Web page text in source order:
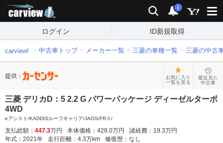
検索 通知
i
ログイン ID新規取得
carview! 中古車トップ メーカー一覧 三菱の車種一覧 三菱の中古
提供：
お気に入り
一覧を見る
最近見た
中古車
三菱 デリカD：5 2.2 G パワーパッケージ ディーゼルターボ
4WD
eアシスト/KADDISルーフキャリア/JAOS/FRス/
支払総額： 447.3万円 本体価格： 428.0万円 諸経費： 19.3万円
年式： 2021年 走行距離： 4.3万km 修復歴： なし